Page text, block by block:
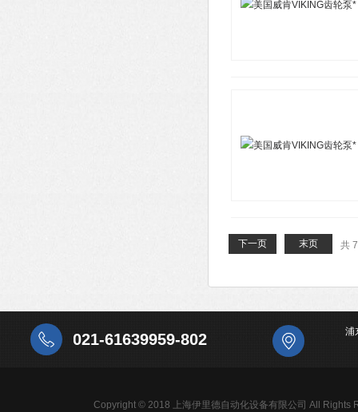
共
下一页 末页
021-61639959-802 浦
Copyright © 2018 上海伊里德自动化设备有限公司 All Rights